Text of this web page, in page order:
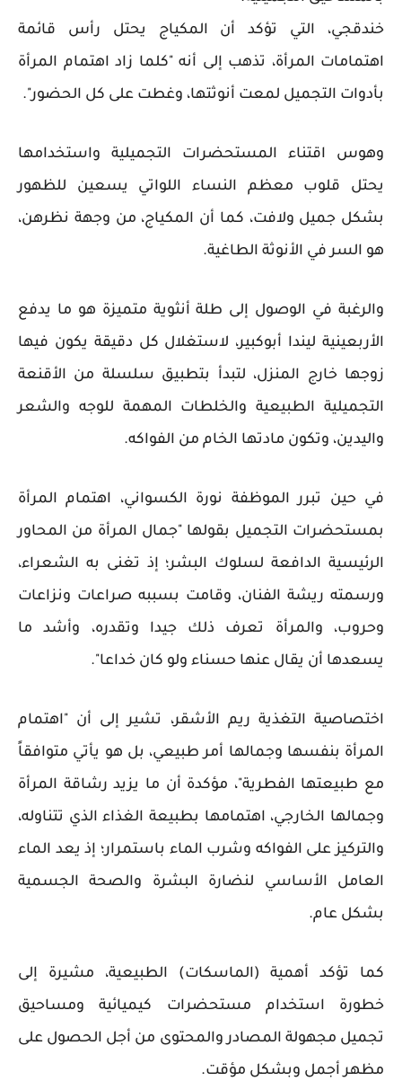
خندقجي، التي تؤكد أن المكياج يحتل رأس قائمة
اهتمامات المرأة، تذهب إلى أنه "كلما زاد اهتمام المرأة
بأدوات التجميل لمعت أنوثتها، وغطت على كل الحضور".
وهوس اقتناء المستحضرات التجميلية واستخدامها
يحتل قلوب معظم النساء اللواتي يسعين للظهور
بشكل جميل ولافت، كما أن المكياج، من وجهة نظرهن،
هو السر في الأنوثة الطاغية.
والرغبة في الوصول إلى طلة أنثوية متميزة هو ما يدفع
الأربعينية ليندا أبوكبير، لاستغلال كل دقيقة يكون فيها
زوجها خارج المنزل، لتبدأ بتطبيق سلسلة من الأقنعة
التجميلية الطبيعية والخلطات المهمة للوجه والشعر
واليدين، وتكون مادتها الخام من الفواكه.
في حين تبرر الموظفة نورة الكسواني، اهتمام المرأة
بمستحضرات التجميل بقولها "جمال المرأة من المحاور
الرئيسية الدافعة لسلوك البشر؛ إذ تغنى به الشعراء،
ورسمته ريشة الفنان، وقامت بسببه صراعات ونزاعات
وحروب، والمرأة تعرف ذلك جيدا وتقدره، وأشد ما
يسعدها أن يقال عنها حسناء ولو كان خداعا".
اختصاصية التغذية ريم الأشقر، تشير إلى أن "اهتمام
المرأة بنفسها وجمالها أمر طبيعي، بل هو يأتي متوافقاً
مع طبيعتها الفطرية"، مؤكدة أن ما يزيد رشاقة المرأة
وجمالها الخارجي، اهتمامها بطبيعة الغذاء الذي تتناوله،
والتركيز على الفواكه وشرب الماء باستمرار؛ إذ يعد الماء
العامل الأساسي لنضارة البشرة والصحة الجسمية
بشكل عام.
كما تؤكد أهمية (الماسكات) الطبيعية، مشيرة إلى
خطورة استخدام مستحضرات كيميائية ومساحيق
تجميل مجهولة المصادر والمحتوى من أجل الحصول على
مظهر أجمل وبشكل مؤقت.